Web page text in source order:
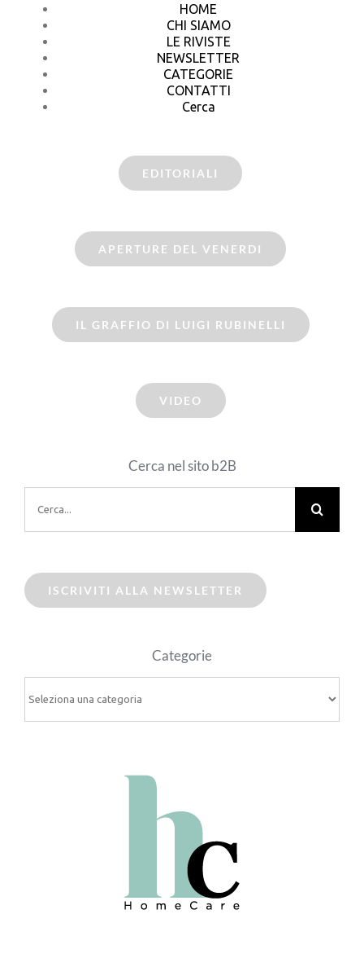
HOME
CHI SIAMO
LE RIVISTE
NEWSLETTER
CATEGORIE
CONTATTI
Cerca
EDITORIALI
APERTURE DEL VENERDI
IL GRAFFIO DI LUIGI RUBINELLI
VIDEO
Cerca nel sito b2B
per:
ISCRIVITI ALLA NEWSLETTER
Categorie